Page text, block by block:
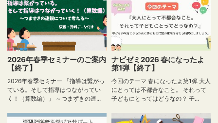
2026年春季セミナーのご案内
【終了】
2026年春季セミナー 「指導は繋がっ
ている。そして指導はつながってい
く！（算数編）」 ～つまずきの連...
ナビゼミ2026 春になったよ
第1弾【終了】
今回のテーマ 春になったよ第1弾 大人
にとっては不都合なこと。 それって
子どもにとってはどうなの？ 子...